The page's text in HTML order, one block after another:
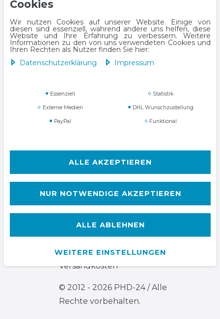
Cookies
Wir nutzen Cookies auf unserer Website. Einige von
diesen sind essenziell, während andere uns helfen, diese
Website und Ihre Erfahrung zu verbessern. Weitere
Informationen zu den von uns verwendeten Cookies und
Ihren Rechten als Nutzer finden Sie hier:
Daten­schutz­erklärung
Impressum
Essenziell Statistik
Externe Medien DHL Wunschzustellung
PayPal Funktional
ALLE AKZEPTIEREN
NUR NOTWENDIGE AKZEPTIEREN
ALLE ABLEHNEN
WEITERE EINSTELLUNGEN
VERTRAG WIDERRUFEN Kontakt
Alle Preise inkl. ges. MwSt. zzgl.
Versandkosten
© 2012 - 2026 PHD-24 / Alle
Rechte vorbehalten.